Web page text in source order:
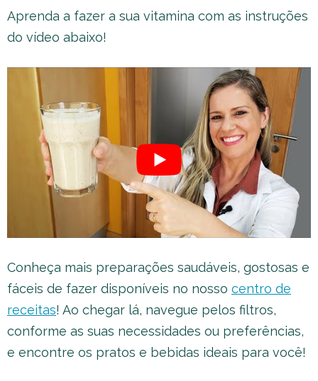
Aprenda a fazer a sua vitamina com as instruções
do vídeo abaixo!
Conheça mais preparações saudáveis, gostosas e
fáceis de fazer disponíveis no nosso centro de
receitas! Ao chegar lá, navegue pelos filtros,
conforme as suas necessidades ou preferências,
e encontre os pratos e bebidas ideais para você!